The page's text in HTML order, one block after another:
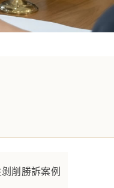
勝訴案例
削勝訴案例